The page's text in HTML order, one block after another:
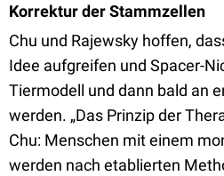
Korrektur der Stammzellen
Chu und Rajewsky hoffen,
Idee aufgreifen und Spacer-
Tiermodell und dann bald an
werden. „Das Prinzip der
Chu: Menschen mit einem
werden nach etablierten